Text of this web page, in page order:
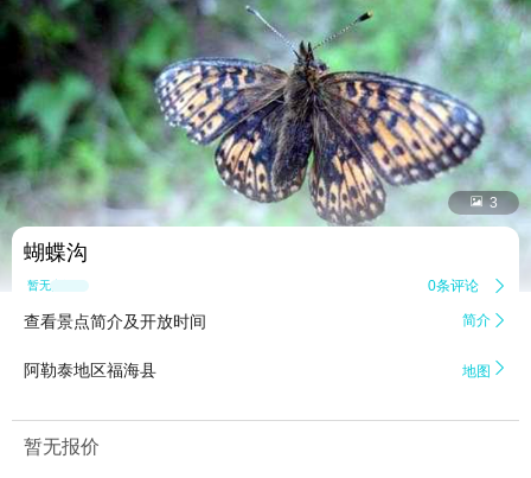
 3
蝴蝶沟
暂无点评 0条评论 
查看景点简介及开放时间 简介 
阿勒泰地区福海县 地图 
暂无报价
